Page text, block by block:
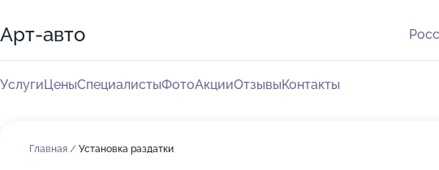
Арт-авто
УслугиЦеныСпециалистыФотоАкцииОтзывыКонтакты
Главная / Установка раздатки